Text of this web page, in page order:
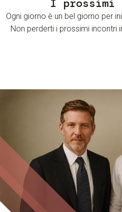
I prossimi
Ogni giorno è un bel giorno per
Non perderti i prossimi incontri